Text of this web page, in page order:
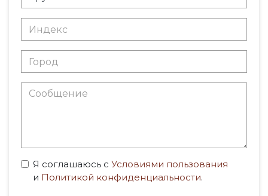
Я соглашаюсь с Условиями пользования
и Политикой конфиденциальности.